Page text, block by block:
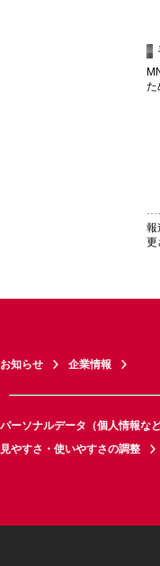
た
報
更
お知らせ 企業情報
パーソナルデータ（個人情報な
見やすさ・使いやすさの調整